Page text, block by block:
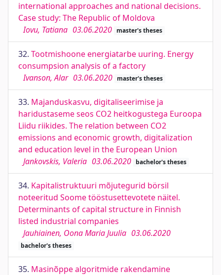
international approaches and national decisions.
Case study: The Republic of Moldova
Iovu, Tatiana 03.06.2020 master's theses
32. Tootmishoone energiatarbe uuring. Energy
consumpsion analysis of a factory
Ivanson, Alar 03.06.2020 master's theses
33. Majanduskasvu, digitaliseerimise ja
haridustaseme seos CO2 heitkogustega Euroopa
Liidu riikides. The relation between CO2
emissions and economic growth, digitalization
and education level in the European Union
Jankovskis, Valeria 03.06.2020 bachelor's theses
34. Kapitalistruktuuri mõjutegurid börsil
noteeritud Soome tööstusettevotete näitel.
Determinants of capital structure in Finnish
listed industrial companies
Jauhiainen, Oona Maria Juulia 03.06.2020
bachelor's theses
35. Masinõppe algoritmide rakendamine